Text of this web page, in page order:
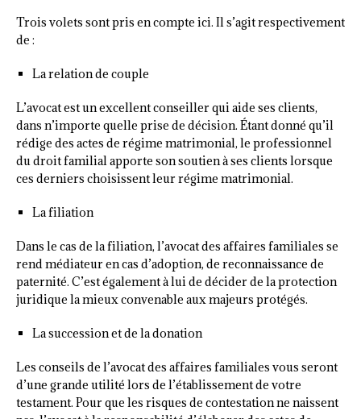
Trois volets sont pris en compte ici. Il s’agit respectivement
de :
La relation de couple
L’avocat est un excellent conseiller qui aide ses clients,
dans n’importe quelle prise de décision. Étant donné qu’il
rédige des actes de régime matrimonial, le professionnel
du droit familial apporte son soutien à ses clients lorsque
ces derniers choisissent leur régime matrimonial.
La filiation
Dans le cas de la filiation, l’avocat des affaires familiales se
rend médiateur en cas d’adoption, de reconnaissance de
paternité. C’est également à lui de décider de la protection
juridique la mieux convenable aux majeurs protégés.
La succession et de la donation
Les conseils de l’avocat des affaires familiales vous seront
d’une grande utilité lors de l’établissement de votre
testament. Pour que les risques de contestation ne naissent